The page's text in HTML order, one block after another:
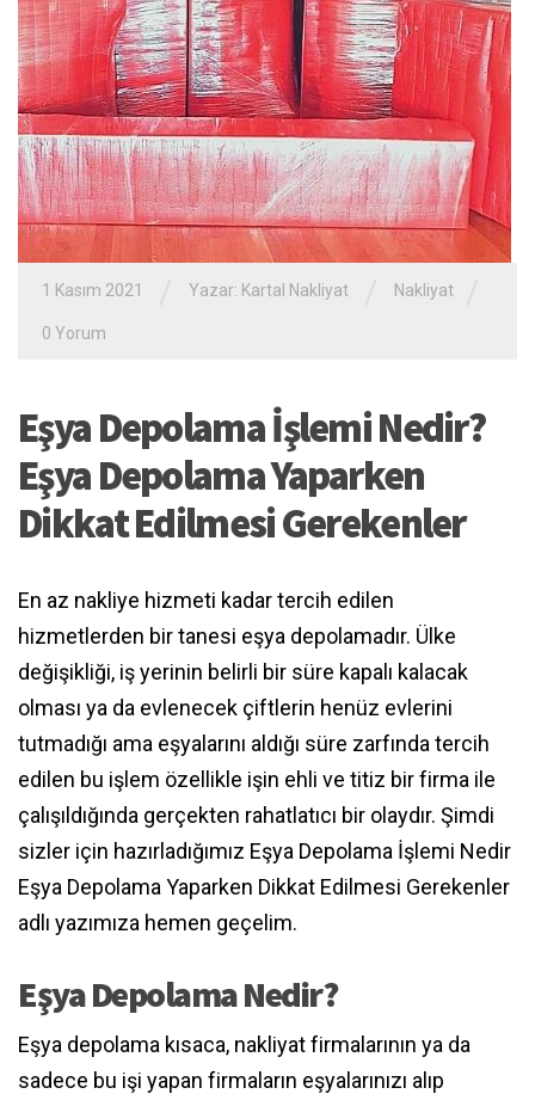
1 Kasım 2021 Yazar: Kartal Nakliyat Nakliyat
0 Yorum
Eşya Depolama İşlemi Nedir?
Eşya Depolama Yaparken
Dikkat Edilmesi Gerekenler
En az nakliye hizmeti kadar tercih edilen
hizmetlerden bir tanesi eşya depolamadır. Ülke
değişikliği, iş yerinin belirli bir süre kapalı kalacak
olması ya da evlenecek çiftlerin henüz evlerini
tutmadığı ama eşyalarını aldığı süre zarfında tercih
edilen bu işlem özellikle işin ehli ve titiz bir firma ile
çalışıldığında gerçekten rahatlatıcı bir olaydır. Şimdi
sizler için hazırladığımız Eşya Depolama İşlemi Nedir
Eşya Depolama Yaparken Dikkat Edilmesi Gerekenler
adlı yazımıza hemen geçelim.
Eşya Depolama Nedir?
Eşya depolama kısaca, nakliyat firmalarının ya da
sadece bu işi yapan firmaların eşyalarınızı alıp